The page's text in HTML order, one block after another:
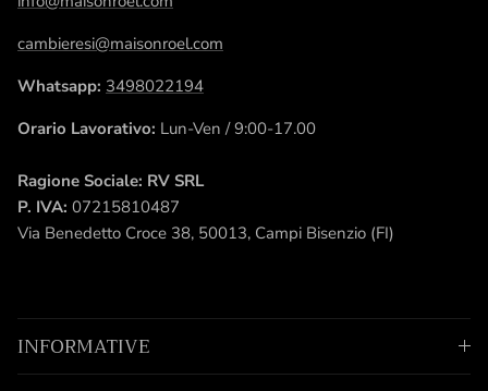
cambieresi@maisonroel.com
Whatsapp: 3498022194
Orario Lavorativo: Lun-Ven / 9:00-17.00
Ragione Sociale: RV SRL
P. IVA: 07215810487
Via Benedetto Croce 38, 50013, Campi Bisenzio (FI)
INFORMATIVE